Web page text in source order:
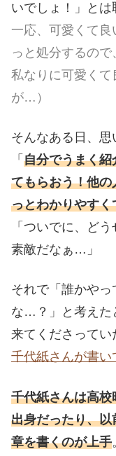
いでしょ！」と
一応、可愛くて
っと処分するの
私なりに可愛く
が…）
そんなある日、思
「 自分でうまく
てもらおう！他
っとわかりやす
「ついでに、ど
素敵だなぁ…」
それで「誰かや
な…？」と考えた
来てくださってい
千代紙さんが書
千代紙さんは高
出身だったり、
章を書くのが上手